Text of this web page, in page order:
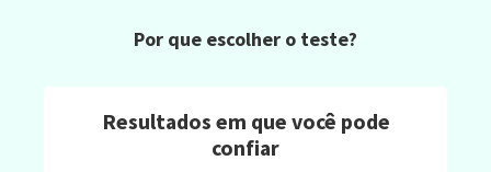
Por que escolher o teste?
Resultados em que você pode
confiar